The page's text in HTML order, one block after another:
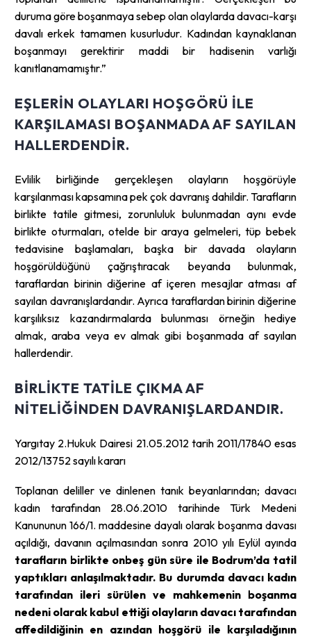
duruma göre boşanmaya sebep olan olaylarda davacı-karşı
davalı erkek tamamen kusurludur. Kadından kaynaklanan
boşanmayı gerektirir maddi bir hadisenin varlığı
kanıtlanamamıştır.”
EŞLERIN OLAYLARI HOŞGÖRÜ ILE
KARŞILAMASI BOŞANMADA AF SAYILAN
HALLERDENDIR.
Evlilik birliğinde gerçekleşen olayların hoşgörüyle
karşılanması kapsamına pek çok davranış dahildir. Tarafların
birlikte tatile gitmesi, zorunluluk bulunmadan aynı evde
birlikte oturmaları, otelde bir araya gelmeleri, tüp bebek
tedavisine başlamaları, başka bir davada olayların
hoşgörüldüğünü çağrıştıracak beyanda bulunmak,
taraflardan birinin diğerine af içeren mesajlar atması af
sayılan davranışlardandır. Ayrıca taraflardan birinin diğerine
karşılıksız kazandırmalarda bulunması örneğin hediye
almak, araba veya ev almak gibi boşanmada af sayılan
hallerdendir.
BIRLIKTE TATILE ÇIKMA AF
NITELIĞINDEN DAVRANIŞLARDANDIR.
Yargıtay 2.Hukuk Dairesi 21.05.2012 tarih 2011/17840 esas
2012/13752 sayılı kararı
Toplanan deliller ve dinlenen tanık beyanlarından; davacı
kadın tarafından 28.06.2010 tarihinde Türk Medeni
Kanununun 166/1. maddesine dayalı olarak boşanma davası
açıldığı, davanın açılmasından sonra 2010 yılı Eylül ayında
tarafların birlikte onbeş gün süre ile Bodrum’da tatil
yaptıkları anlaşılmaktadır. Bu durumda davacı kadın
tarafından ileri sürülen ve mahkemenin boşanma
nedeni olarak kabul ettiği olayların davacı tarafından
affedildiğinin en azından hoşgörü ile karşıladığının